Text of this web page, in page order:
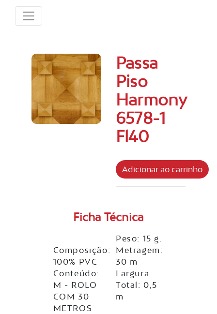
Passa
Piso
Harmony
6578-1
Fl40
Ficha Técnica
Composição:
100% PVC
Conteúdo:
M - ROLO
COM 30
METROS
Peso: 15 g.
Metragem:
30 m
Largura
Total: 0,5
m